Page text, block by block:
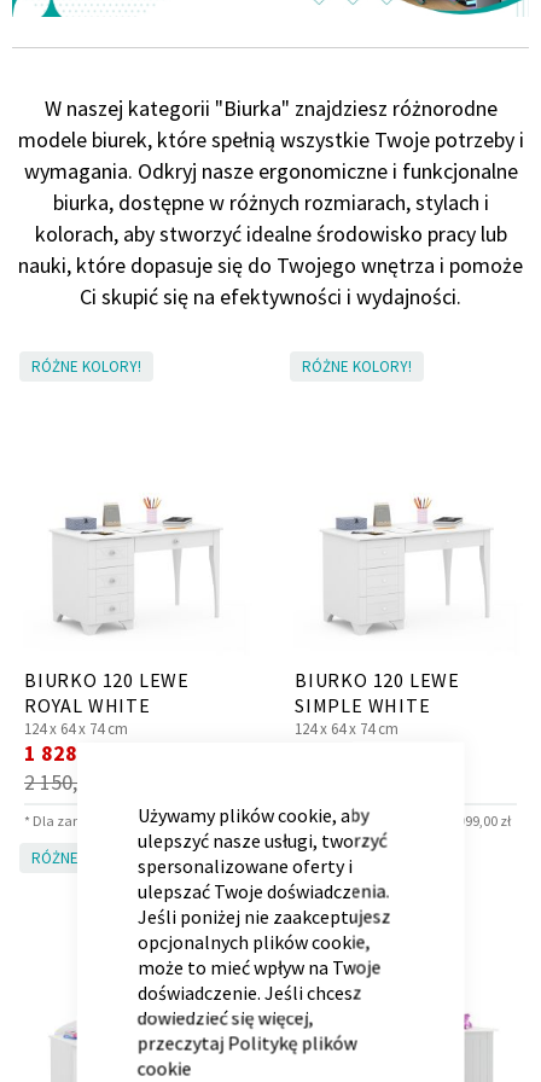
Używamy plików cookie, aby
ulepszyć nasze usługi, tworzyć
spersonalizowane oferty i
ulepszać Twoje doświadczenia.
Jeśli poniżej nie zaakceptujesz
opcjonalnych plików cookie,
może to mieć wpływ na Twoje
doświadczenie. Jeśli chcesz
dowiedzieć się więcej,
przeczytaj Politykę plików
cookie
W naszej kategorii "Biurka" znajdziesz różnorodne
modele biurek, które spełnią wszystkie Twoje potrzeby i
wymagania. Odkryj nasze ergonomiczne i funkcjonalne
biurka, dostępne w różnych rozmiarach, stylach i
kolorach, aby stworzyć idealne środowisko pracy lub
nauki, które dopasuje się do Twojego wnętrza i pomoże
Ci skupić się na efektywności i wydajności.
RÓŻNE KOLORY!
BIURKO 120 LEWE
ROYAL WHITE
124 x 64 x 74 cm
2 150,00 zł
Cena
promocyjna
1 828,00 zł
* Dla zamówień powyżej 6 999,00 zł
RÓŻNE KOLORY!
BIURKO 120 LEWE
SIMPLE WHITE
124 x 64 x 74 cm
* Dla zamówień powyżej 6 999,00 zł
RÓŻNE KOLORY! RÓŻNE KOLORY!
Wolnostojące Stylowe
Biurko Komoda
Kontenerek Półka i szafka wisząca
Toaletka Skrzynia i stolik
Panele ścienne Poduchy